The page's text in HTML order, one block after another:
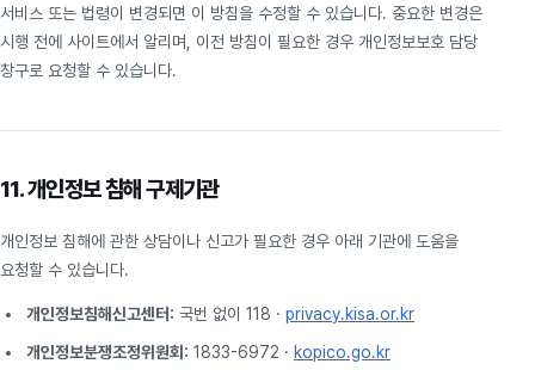
서비스 또는 법령이 변경되면 이 방침을 수정할 수 있습니다. 중요한 변경은
시행 전에 사이트에서 알리며, 이전 방침이 필요한 경우 개인정보보호 담당
창구로 요청할 수 있습니다.
11. 개인정보 침해 구제기관
개인정보 침해에 관한 상담이나 신고가 필요한 경우 아래 기관에 도움을
요청할 수 있습니다.
개인정보침해신고센터: 국번 없이 118 · privacy.kisa.or.kr
개인정보분쟁조정위원회: 1833-6972 · kopico.go.kr